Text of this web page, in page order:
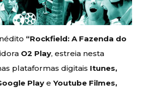
“Rockfield: A Fazenda do
O2 Play, estreia nesta
plataformas digitais Itunes,
Play eYoutube Filmes,